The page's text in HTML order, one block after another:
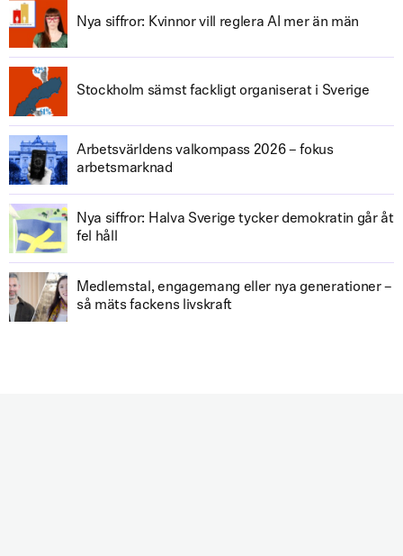
Nya siffror: Kvinnor vill reglera AI mer än män
Stockholm sämst fackligt organiserat i Sverige
Arbetsvärldens valkompass 2026 – fokus
arbetsmarknad
Nya siffror: Halva Sverige tycker demokratin går åt
fel håll
Medlemstal, engagemang eller nya generationer –
så mäts fackens livskraft